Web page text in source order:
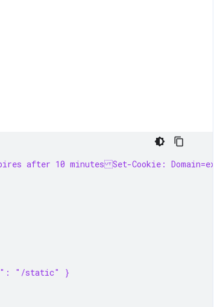
after 10 minutesSet-Cookie:
"/static" }